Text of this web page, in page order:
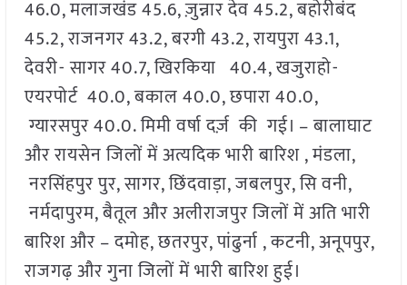
46.0, मलाजखंड 45.6, ज़ुन्नार देव 45.2, बहोरीबंद
45.2, राजनगर 43.2, बरगी 43.2, रायपुरा 43.1,
देवरी- सागर 40.7, खिरकिया 40.4, खजुराहो-
एयरपोर्ट 40.0, बकाल 40.0, छपारा 40.0,
ग्यारसपुर 40.0. मिमी वर्षा दर्ज़ की गई। – बालाघाट
और रायसेन जिलों में अत्यदिक भारी बारिश , मंडला,
नरसिंहपुर पुर, सागर, छिंदवाड़ा, जबलपुर, सि वनी,
नर्मदापुरम, बैतूल और अलीराजपुर जिलों में अति भारी
बारिश और – दमोह, छतरपुर, पांढुर्ना , कटनी, अनूपपुर,
राजगढ़ और गुना जिलों में भारी बारिश हुई।